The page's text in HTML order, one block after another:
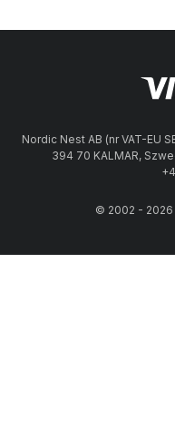
Nordic Nest AB (nr VAT-EU
394 70 KALMAR,
© 2002 - 2026